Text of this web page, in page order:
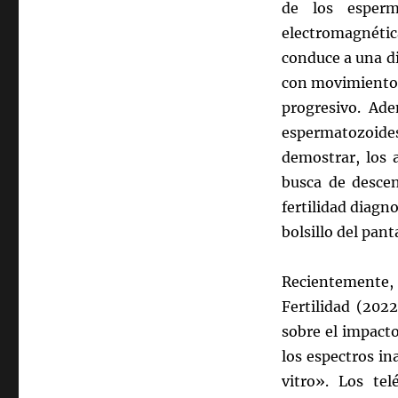
de los
conduce a una
con
progresivo.
demostrar, los
busca de
fertilidad
bolsillo del
Fertilidad
sobre el
los espectros
vitro». Los